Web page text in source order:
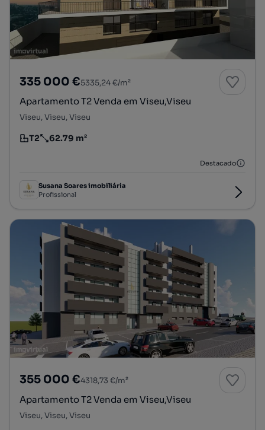
335 000 €5335,24 €/m²
Apartamento T2 Venda em Viseu,Viseu
Viseu, Viseu, Viseu
Tipologia
T2
Preço por metro quadrado
62.79 m²
Destacado
Susana Soares imobiliária
Profissional
355 000 €4318,73 €/m²
Apartamento T2 Venda em Viseu,Viseu
Viseu, Viseu, Viseu